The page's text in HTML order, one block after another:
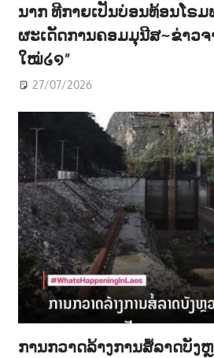
ນາກ ທີກາຍເປັນບ່ອນທ້ອນໂຣ
ຜະເດັດການຄອມມຸນີສ~ຂ່າວ
ໃໝ່໒໑”
27/07/2026
ການກວາດລ້າງການສໍ້ລາດບັງ